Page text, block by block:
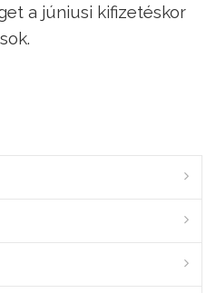
a júniusi kifizetéskor